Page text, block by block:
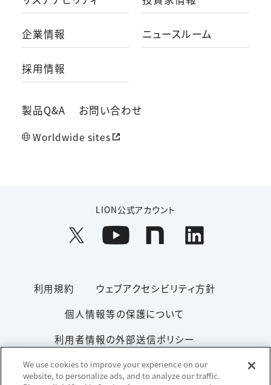
企業情報 ニュースルーム
採用情報
製品Q&A お問い合わせ
Worldwide sites
LION公式アカウント
利用規約
ウェブアクセシビリティ方針
個人情報等の保護について
利用者情報の外部送信ポリシー
ソーシャルメディアポリシー
サイトマップ
We use cookies to improve your experience on our
website, to personalize ads, and to analyze our traffic.